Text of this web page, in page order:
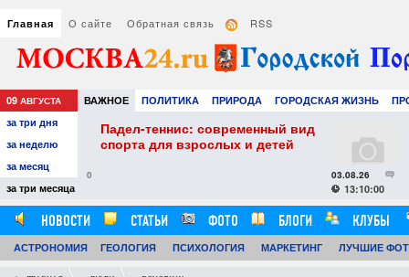
Главная О сайте Обратная связь RSS
09 АВГУСТА ВАЖНОЕ ПОЛИТИКА ПРИРОДА ГОРОДСКАЯ ЖИЗНЬ
НАУКА
ЗНАМЕНИТОСТИ
за три дня
за неделю
за месяц
за три месяца
современный вид
взрослых и детей
Как выбрать
воздуха: практические
комфортного и
микроклимата
НОВОСТИ СТАТЬИ ФОТО БЛОГИ
КЛУБЫ
ОБЗОРЫ
ВИДЕОРЕПОРТАЖИ
АСТРОНОМИЯ ГЕОЛОГИЯ ПСИХОЛОГИЯ МАРКЕТИНГ ЛУЧШИЕ